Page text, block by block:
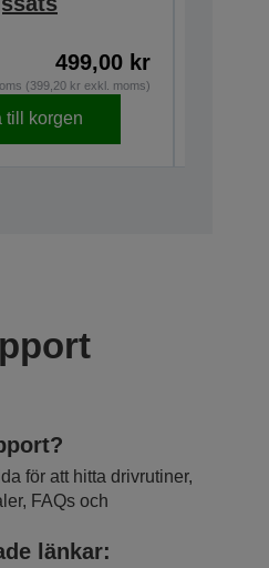
499,00 kr
(399,20 kr exkl. moms)
till korgen
för att hitta drivrutiner,
FAQs och
länkar: